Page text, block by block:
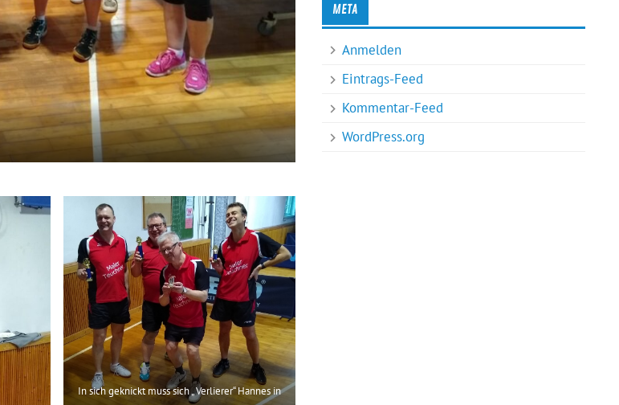
In sich geknickt muss sich „ Verlierer“ Hannes in
META
Anmelden
Eintrags-Feed
Kommentar-Feed
WordPress.org